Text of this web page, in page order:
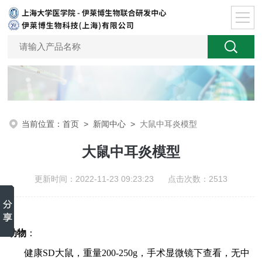
当前位置：首页 > 新闻中心 > 大鼠中耳炎模型
大鼠中耳炎模型
更新时间：2022-11-23 09:23:23 点击次数：2513
动物 ：
健康SD大鼠，重量200-250g，手术显微镜下查看，无中